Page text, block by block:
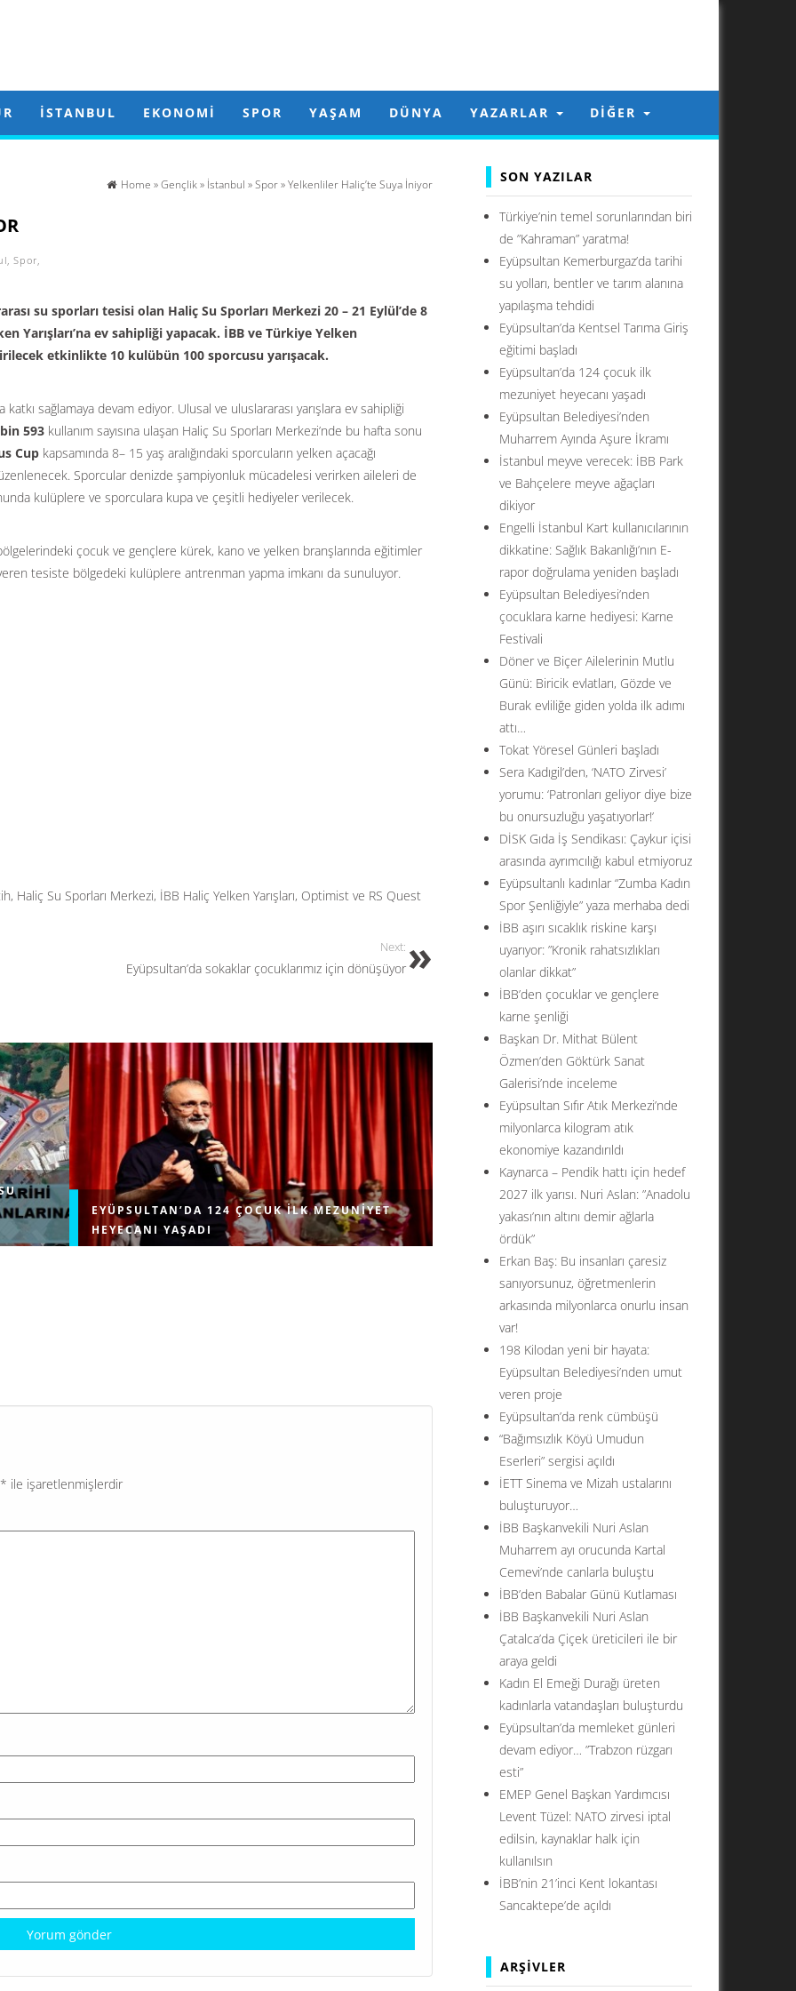
İSTANBUL EKONOMI SPOR YAŞAM DÜNYA YAZARLAR DIĞER
Home »Gençlik» İstanbul »Spor» Yelkenliler Haliç’te Suya İniyor
, Spor,
su sporları tesisi olan Haliç Su Sporları Merkezi 20 – 21 Eylül’de 8
Yarışları’na ev sahipliği yapacak. İBB ve Türkiye Yelken
etkinlikte 10 kulübün 100 sporcusu yarışacak.
katkı sağlamaya devam ediyor. Ulusal ve uluslararası yarışlara ev sahipliği
593 kullanım sayısına ulaşan Haliç Su Sporları Merkezi’nde bu hafta sonu
Cup kapsamında 8– 15 yaş aralığındaki sporcuların yelken açacağı
Sporcular denizde şampiyonluk mücadelesi verirken aileleri de
kulüplere ve sporculara kupa ve çeşitli hediyeler verilecek.
çocuk ve gençlere kürek, kano ve yelken branşlarında eğitimler
tesiste bölgedeki kulüplere antrenman yapma imkanı da sunuluyor.
, Haliç Su Sporları Merkezi, İBB Haliç Yelken Yarışları, Optimist ve RS Quest
Next:
Eyüpsultan’da sokaklar çocuklarımız için dönüşüyor
EYÜPSULTAN’DA 124 ÇOCUK ILK MEZUNIYET
HEYECANI YAŞADI
* ile işaretlenmişlerdir
SON YAZILAR
Türkiye’nin temel sorunlarından biri
de ”Kahraman” yaratma!
Eyüpsultan Kemerburgaz’da tarihi
su yolları, bentler ve tarım alanına
yapılaşma tehdidi
Eyüpsultan’da Kentsel Tarıma Giriş
eğitimi başladı
Eyüpsultan’da 124 çocuk ilk
mezuniyet heyecanı yaşadı
Eyüpsultan Belediyesi’nden
Muharrem Ayında Aşure İkramı
İstanbul meyve verecek: İBB Park
ve Bahçelere meyve ağaçları
dikiyor
Engelli İstanbul Kart kullanıcılarının
dikkatine: Sağlık Bakanlığı’nın E-
rapor doğrulama yeniden başladı
Eyüpsultan Belediyesi’nden
çocuklara karne hediyesi: Karne
Festivali
Döner ve Biçer Ailelerinin Mutlu
Günü: Biricik evlatları, Gözde ve
Burak evliliğe giden yolda ilk adımı
attı…
Tokat Yöresel Günleri başladı
Sera Kadıgil’den, ‘NATO Zirvesi’
yorumu: ‘Patronları geliyor diye bize
bu onursuzluğu yaşatıyorlar!’
DİSK Gıda İş Sendikası: Çaykur içisi
arasında ayrımcılığı kabul etmiyoruz
Eyüpsultanlı kadınlar “Zumba Kadın
Spor Şenliğiyle” yaza merhaba dedi
İBB aşırı sıcaklık riskine karşı
uyarıyor: ”Kronik rahatsızlıkları
olanlar dikkat”
İBB’den çocuklar ve gençlere
karne şenliği
Başkan Dr. Mithat Bülent
Özmen’den Göktürk Sanat
Galerisi’nde inceleme
Eyüpsultan Sıfır Atık Merkezi’nde
milyonlarca kilogram atık
ekonomiye kazandırıldı
Kaynarca – Pendik hattı için hedef
2027 ilk yarısı. Nuri Aslan: ”Anadolu
yakası’nın altını demir ağlarla
ördük”
Erkan Baş: Bu insanları çaresiz
sanıyorsunuz, öğretmenlerin
arkasında milyonlarca onurlu insan
var!
198 Kilodan yeni bir hayata:
Eyüpsultan Belediyesi’nden umut
veren proje
Eyüpsultan’da renk cümbüşü
“Bağımsızlık Köyü Umudun
Eserleri” sergisi açıldı
İETT Sinema ve Mizah ustalarını
buluşturuyor…
İBB Başkanvekili Nuri Aslan
Muharrem ayı orucunda Kartal
Cemevi’nde canlarla buluştu
İBB’den Babalar Günü Kutlaması
İBB Başkanvekili Nuri Aslan
Çatalca’da Çiçek üreticileri ile bir
araya geldi
Kadın El Emeği Durağı üreten
kadınlarla vatandaşları buluşturdu
Eyüpsultan’da memleket günleri
devam ediyor… ”Trabzon rüzgarı
esti”
EMEP Genel Başkan Yardımcısı
Levent Tüzel: NATO zirvesi iptal
edilsin, kaynaklar halk için
kullanılsın
İBB’nin 21’inci Kent lokantası
Sancaktepe’de açıldı
ARŞIVLER